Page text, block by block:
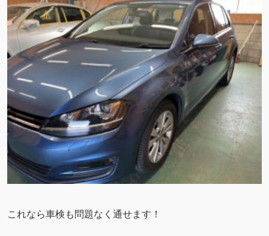
これなら車検も問題なく通せます！